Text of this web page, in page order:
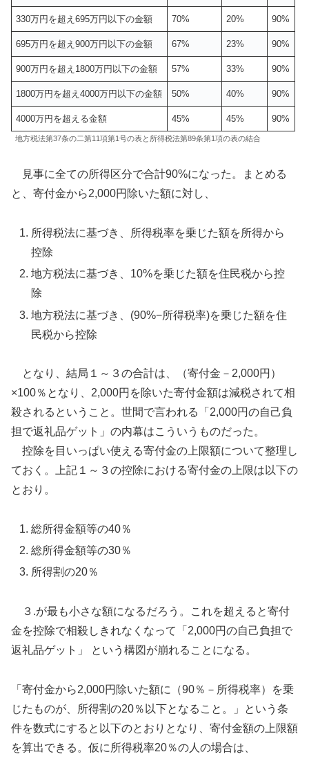
330万円を超え695万円以下の金額 70% 20% 90%
695万円を超え900万円以下の金額 67% 23% 90%
900万円を超え1800万円以下の金額 57% 33% 90%
1800万円を超え4000万円以下の金額 50% 40% 90%
4000万円を超える金額 45% 45% 90%
地方税法第37条の二第11項第1号の表と所得税法第89条第1項の表の結合
見事に全ての所得区分で合計90%になった。まとめる
と、寄付金から2,000円除いた額に対し、
所得税法に基づき、所得税率を乗じた額を所得から
控除
地方税法に基づき、10%を乗じた額を住民税から控
除
地方税法に基づき、(90%−所得税率)を乗じた額を住
民税から控除
となり、結局１～３の合計は、（寄付金－2,000円）
×100％となり、2,000円を除いた寄付金額は減税されて相
殺されるということ。世間で言われる「2,000円の自己負
担で返礼品ゲット」の内幕はこういうものだった。
控除を目いっぱい使える寄付金の上限額について整理し
ておく。上記１～３の控除における寄付金の上限は以下の
とおり。
総所得金額等の40％
総所得金額等の30％
所得割の20％
３.が最も小さな額になるだろう。これを超えると寄付
金を控除で相殺しきれなくなって「2,000円の自己負担で
返礼品ゲット」 という構図が崩れることになる。
「寄付金から2,000円除いた額に（90％－所得税率）を乗
じたものが、所得割の20％以下となること。」という条
件を数式にすると以下のとおりとなり、寄付金額の上限額
を算出できる。仮に所得税率20％の人の場合は、